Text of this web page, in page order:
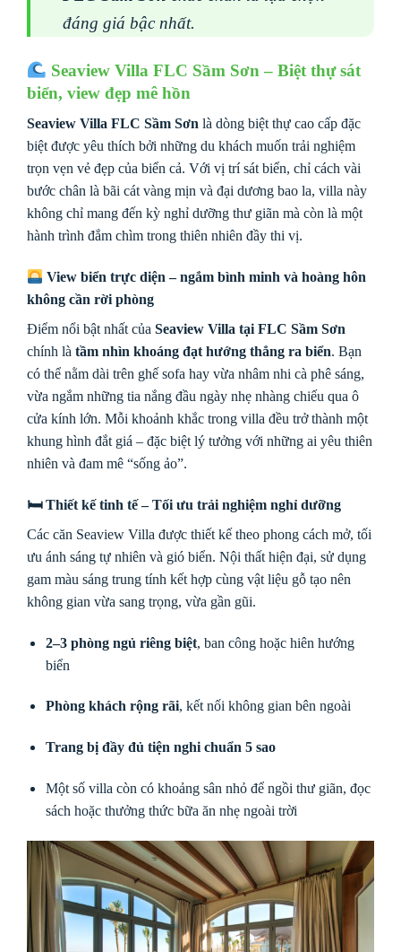
đáng giá bậc nhất.
Seaview Villa FLC Sầm Sơn – Biệt thự sát
biển, view đẹp mê hồn
Seaview Villa FLC Sầm Sơn là dòng biệt thự cao cấp đặc
biệt được yêu thích bởi những du khách muốn trải nghiệm
trọn vẹn vẻ đẹp của biển cả. Với vị trí sát biển, chỉ cách vài
bước chân là bãi cát vàng mịn và đại dương bao la, villa này
không chỉ mang đến kỳ nghỉ dưỡng thư giãn mà còn là một
hành trình đắm chìm trong thiên nhiên đầy thi vị.
View biển trực diện – ngắm bình minh và hoàng hôn
không cần rời phòng
Điểm nổi bật nhất của Seaview Villa tại FLC Sầm Sơn
chính là tầm nhìn khoáng đạt hướng thẳng ra biển. Bạn
có thể nằm dài trên ghế sofa hay vừa nhâm nhi cà phê sáng,
vừa ngắm những tia nắng đầu ngày nhẹ nhàng chiếu qua ô
cửa kính lớn. Mỗi khoảnh khắc trong villa đều trở thành một
khung hình đắt giá – đặc biệt lý tưởng với những ai yêu thiên
nhiên và đam mê “sống ảo”.
🛏 Thiết kế tinh tế – Tối ưu trải nghiệm nghỉ dưỡng
Các căn Seaview Villa được thiết kế theo phong cách mở, tối
ưu ánh sáng tự nhiên và gió biển. Nội thất hiện đại, sử dụng
gam màu sáng trung tính kết hợp cùng vật liệu gỗ tạo nên
không gian vừa sang trọng, vừa gần gũi.
2–3 phòng ngủ riêng biệt, ban công hoặc hiên hướng
biển
Phòng khách rộng rãi, kết nối không gian bên ngoài
Trang bị đầy đủ tiện nghi chuẩn 5 sao
Một số villa còn có khoảng sân nhỏ để ngồi thư giãn, đọc
sách hoặc thưởng thức bữa ăn nhẹ ngoài trời